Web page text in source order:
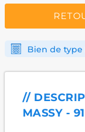
Bien de
//
MASSY -